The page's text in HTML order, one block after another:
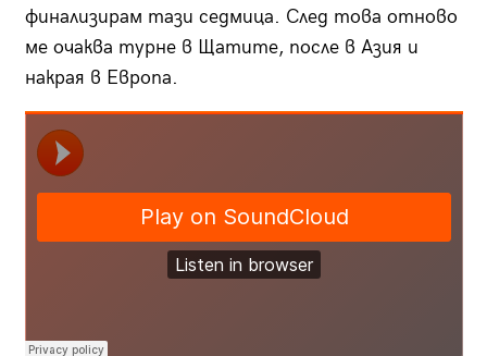
финализирам тази седмица. След това отново
ме очаква турне в Щатите, после в Азия и
накрая в Европа.